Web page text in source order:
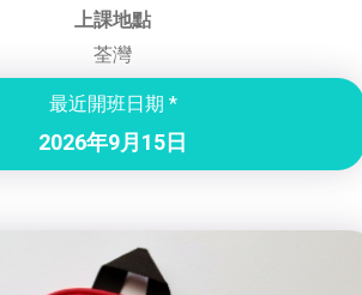
上課地點
荃灣
最近開班日期 *
2026年9月15日